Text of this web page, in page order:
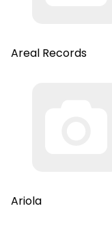
Areal Records
Ariola